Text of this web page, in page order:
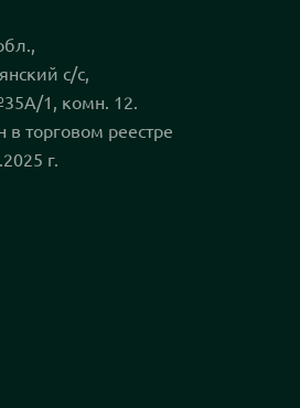
с/с,
1, комн. 12.
в торговом реестре
г.